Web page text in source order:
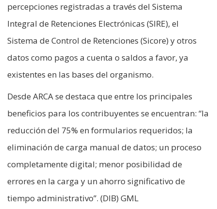
percepciones registradas a través del Sistema
Integral de Retenciones Electrónicas (SIRE), el
Sistema de Control de Retenciones (Sicore) y otros
datos como pagos a cuenta o saldos a favor, ya
existentes en las bases del organismo.
Desde ARCA se destaca que entre los principales
beneficios para los contribuyentes se encuentran: “la
reducción del 75% en formularios requeridos; la
eliminación de carga manual de datos; un proceso
completamente digital; menor posibilidad de
errores en la carga y un ahorro significativo de
tiempo administrativo”. (DIB) GML